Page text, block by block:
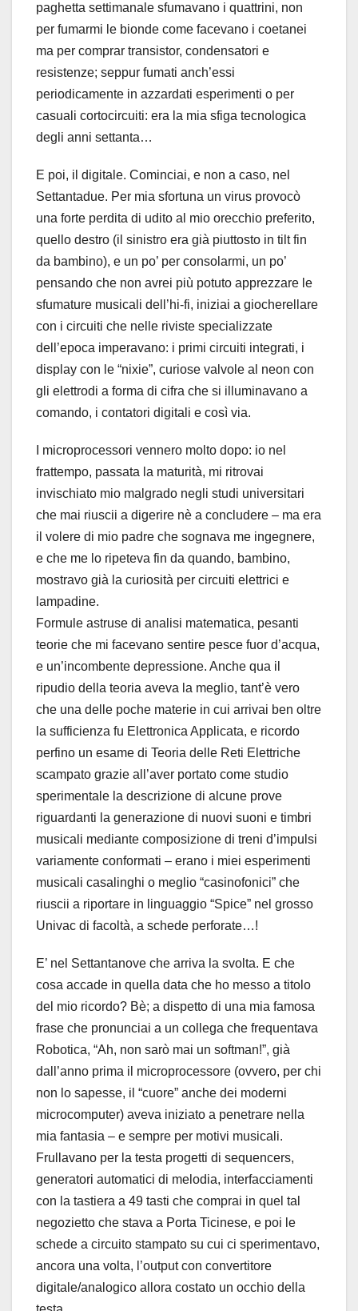
paghetta settimanale sfumavano i quattrini, non
per fumarmi le bionde come facevano i coetanei
ma per comprar transistor, condensatori e
resistenze; seppur fumati anch’essi
periodicamente in azzardati esperimenti o per
casuali cortocircuiti: era la mia sfiga tecnologica
degli anni settanta…
E poi, il digitale. Cominciai, e non a caso, nel
Settantadue. Per mia sfortuna un virus provocò
una forte perdita di udito al mio orecchio preferito,
quello destro (il sinistro era già piuttosto in tilt fin
da bambino), e un po’ per consolarmi, un po’
pensando che non avrei più potuto apprezzare le
sfumature musicali dell’hi-fi, iniziai a giocherellare
con i circuiti che nelle riviste specializzate
dell’epoca imperavano: i primi circuiti integrati, i
display con le “nixie”, curiose valvole al neon con
gli elettrodi a forma di cifra che si illuminavano a
comando, i contatori digitali e così via.
I microprocessori vennero molto dopo: io nel
frattempo, passata la maturità, mi ritrovai
invischiato mio malgrado negli studi universitari
che mai riuscii a digerire nè a concludere – ma era
il volere di mio padre che sognava me ingegnere,
e che me lo ripeteva fin da quando, bambino,
mostravo già la curiosità per circuiti elettrici e
lampadine.
Formule astruse di analisi matematica, pesanti
teorie che mi facevano sentire pesce fuor d’acqua,
e un’incombente depressione. Anche qua il
ripudio della teoria aveva la meglio, tant’è vero
che una delle poche materie in cui arrivai ben oltre
la sufficienza fu Elettronica Applicata, e ricordo
perfino un esame di Teoria delle Reti Elettriche
scampato grazie all’aver portato come studio
sperimentale la descrizione di alcune prove
riguardanti la generazione di nuovi suoni e timbri
musicali mediante composizione di treni d’impulsi
variamente conformati – erano i miei esperimenti
musicali casalinghi o meglio “casinofonici” che
riuscii a riportare in linguaggio “Spice” nel grosso
Univac di facoltà, a schede perforate…!
E’ nel Settantanove che arriva la svolta. E che
cosa accade in quella data che ho messo a titolo
del mio ricordo? Bè; a dispetto di una mia famosa
frase che pronunciai a un collega che frequentava
Robotica, “Ah, non sarò mai un softman!”, già
dall’anno prima il microprocessore (ovvero, per chi
non lo sapesse, il “cuore” anche dei moderni
microcomputer) aveva iniziato a penetrare nella
mia fantasia – e sempre per motivi musicali.
Frullavano per la testa progetti di sequencers,
generatori automatici di melodia, interfacciamenti
con la tastiera a 49 tasti che comprai in quel tal
negozietto che stava a Porta Ticinese, e poi le
schede a circuito stampato su cui ci sperimentavo,
ancora una volta, l’output con convertitore
digitale/analogico allora costato un occhio della